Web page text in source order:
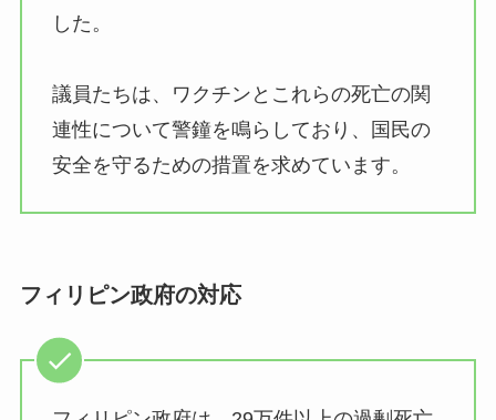
した。
議員たちは、ワクチンとこれらの死亡の関
連性について警鐘を鳴らしており、国民の
安全を守るための措置を求めています。
フィリピン政府の対応